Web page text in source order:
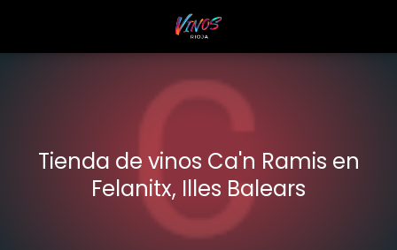
Tienda de vinos Ca'n Ramis en
Felanitx, Illes Balears